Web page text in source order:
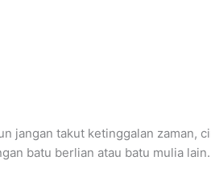
jangan takut ketinggalan zaman,
batu berlian atau batu mulia lain.